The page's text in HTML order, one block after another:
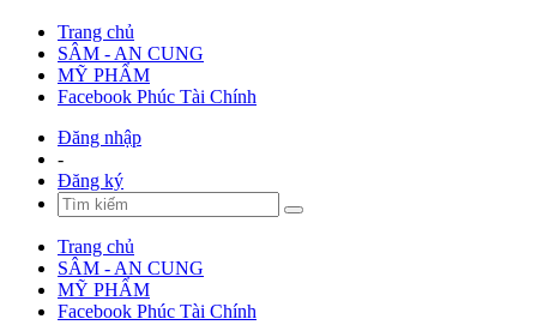
Trang chủ
SÂM - AN CUNG
MỸ PHẨM
Facebook Phúc Tài Chính
Đăng nhập
-
Đăng ký
Trang chủ
SÂM - AN CUNG
MỸ PHẨM
Facebook Phúc Tài Chính